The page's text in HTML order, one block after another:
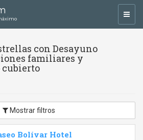
con Desayuno
familiares y
Mostrar filtros
Bolívar Hotel